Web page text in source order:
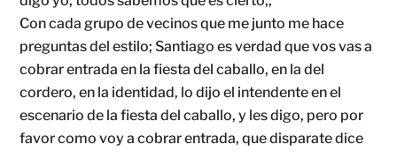
Con cada grupo de vecinos que me junto me hace
preguntas del estilo; Santiago es verdad que vos vas a
cobrar entrada en la fiesta del caballo, en la del
cordero, en la identidad, lo dijo el intendente en el
escenario de la fiesta del caballo, y les digo, pero por
favor como voy a cobrar entrada, que disparate dice